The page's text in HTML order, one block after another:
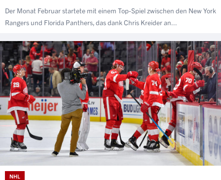
Der Monat Februar startete mit einem Top-Spiel zwischen den New York
Rangers und Florida Panthers, das dank Chris Kreider an...
NHL